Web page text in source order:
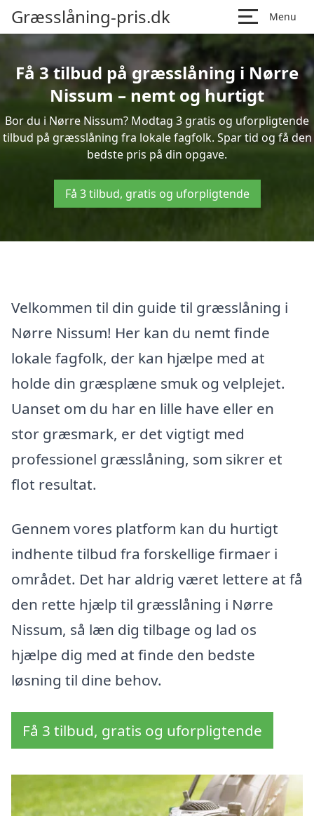
Græsslåning-pris.dk Menu
Få 3 tilbud på græsslåning i Nørre
Nissum – nemt og hurtigt
Bor du i Nørre Nissum? Modtag 3 gratis og uforpligtende
tilbud på græsslåning fra lokale fagfolk. Spar tid og få den
bedste pris på din opgave.
Få 3 tilbud, gratis og uforpligtende
Velkommen til din guide til græsslåning i
Nørre Nissum! Her kan du nemt finde
lokale fagfolk, der kan hjælpe med at
holde din græsplæne smuk og velplejet.
Uanset om du har en lille have eller en
stor græsmark, er det vigtigt med
professionel græsslåning, som sikrer et
flot resultat.
Gennem vores platform kan du hurtigt
indhente tilbud fra forskellige firmaer i
området. Det har aldrig været lettere at få
den rette hjælp til græsslåning i Nørre
Nissum, så læn dig tilbage og lad os
hjælpe dig med at finde den bedste
løsning til dine behov.
Få 3 tilbud, gratis og uforpligtende